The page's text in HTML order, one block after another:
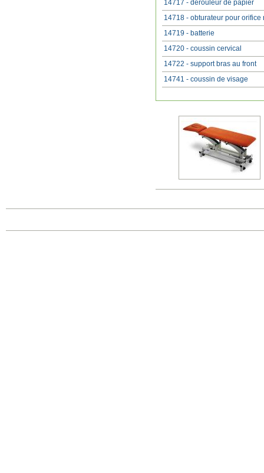
14717 - dérouleur de papier
14718 - obturateur pour orifice
14719 - batterie
14720 - coussin cervical
14722 - support bras au front
14741 - coussin de visage